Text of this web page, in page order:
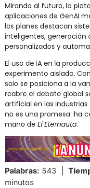
Mirando al futuro, la
aplicaciones de GenAI
los planes destacan
inteligentes, generación
personalizados y
El uso de IA en la
experimento aislado.
solo se posiciona a la
reabre el debate global
artificial en las
no es una promesa: ha
mano de El Eternauta.
Palabras: 543 |
minutos